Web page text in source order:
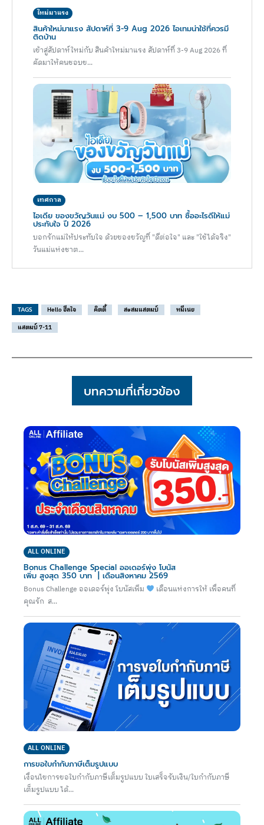
ใหม่มาแรง
สินค้าใหม่มาแรง สัปดาห์ที่ 3-9 Aug 2026 ไอเทมน่าใช้ที่ควรมี
ติดบ้าน
เข้าสู่สัปดาห์ใหม่กับ สินค้าใหม่มาแรง สัปดาห์ที่ 3-9 Aug 2026 ที่
คัดมาให้คนชอบข...
เทศกาล
ไอเดีย ของขวัญวันแม่ งบ 500 – 1,500 บาท ซื้ออะไรดีให้แม่
ประทับใจ ปี 2026
บอกรักแม่ให้ประทับใจ ด้วยของขวัญที่ "ดีต่อใจ" และ "ใช้ได้จริง"
วันแม่แห่งชาต...
TAGS Hello ฮีลใจ คิตตี้ สะสมแสตมป์
หมีเนย
แสตมป์ 7-11
บทความที่เกี่ยวข้อง
ALL ONLINE
Bonus Challenge Special ออเดอร์พุ่ง โบนัส
เพิ่ม สูงสุด 350 บาท | เดือนสิงหาคม 2569
Bonus Challenge ออเดอร์พุ่ง โบนัสเพิ่ม
เดือนแห่งการให้ เพื่อคนที่
คุณรัก ส...
ALL ONLINE
การขอใบกำกับภาษีเต็มรูปแบบ
เงื่อนไขการขอใบกำกับภาษีเต็มรูปแบบ ใบเสร็จรับเงิน/ใบกำกับภาษี
เต็มรูปแบบ ได้...